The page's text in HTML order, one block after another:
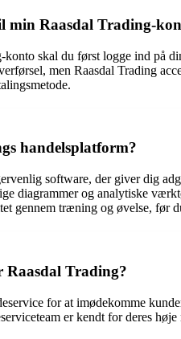
min Raasdal Trading-
konto skal du først logge ind
men Raasdal Trading
handelsplatform?
software, der giver dig
diagrammer og analytiske
gennem træning og øvelse, før
Raasdal Trading?
for at imødekomme
er kendt for deres